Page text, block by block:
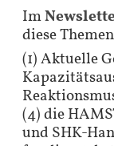
Im
diese
(1) Aktuelle
(4) die
und SHK-